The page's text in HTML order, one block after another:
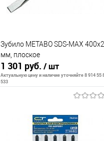
Зубило METABO SDS-MAX
мм, плоское
1 301 руб. / шт
Актуальную цену и наличие уточняйте 8 914 55
533
В корзину